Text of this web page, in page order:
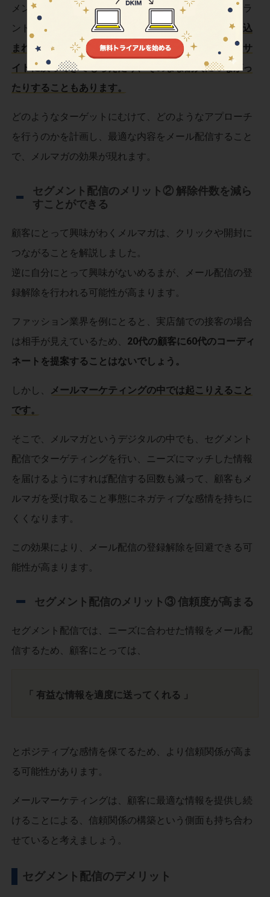
メンズとレディースのどちらもラインナップがあるブラ
ンドなら、
自分に合ったコーディネートの提案が盛り込
まれたメルマガを配信することで、顧客からもう一度サ
イトに戻ってきてもらえたり、そのまま購入につながっ
たりすることもあります。
どのようなターゲットにむけて、どのようなアプローチ
を行うのかを計画し、最適な内容をメール配信すること
で、メルマガの効果が現れます。
セグメント配信のメリット② 解除件数を減ら
すことができる
顧客にとって興味がわくメルマガは、クリックや開封に
つながることを解説しました。
逆に自分にとって興味がないめるまが、メール配信の登
録解除を行われる可能性が高まります。
ファッション業界を例にとると、実店舗での接客の場合
は相手が見えているため、 20代の顧客に60代のコーディ
ネートを提案することはないでしょう。
しかし、 メールマーケティングの中では起こりえること
です。
そこで、メルマガというデジタルの中でも、セグメント
配信でターゲティングを行い、ニーズにマッチした情報
を届けるようにすれば配信する回数も減って、顧客もメ
ルマガを受け取ること事態にネガティブな感情を持ちに
くくなります。
この効果により、メール配信の登録解除を回避できる可
能性が高まります。
セグメント配信のメリット③ 信頼度が高まる
セグメント配信では、ニーズに合わせた情報をメール配
信するため、顧客にとっては、
「 有益な情報を適度に送ってくれる 」
とポジティブな感情を保てるため、より信頼関係が高ま
る可能性があります。
メールマーケティングは、顧客に最適な情報を提供し続
けることによる、信頼関係の構築という側面も持ち合わ
せていると考えましょう。
セグメント配信のデメリット